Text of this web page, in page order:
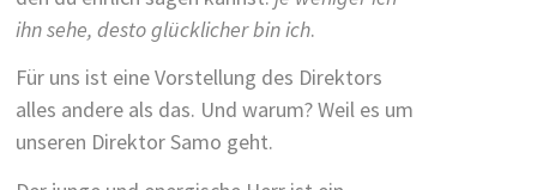
ihn sehe, desto glücklicher bin ich.
Für uns ist eine Vorstellung des Direktors
alles andere als das. Und warum? Weil es um
unseren Direktor Samo geht.